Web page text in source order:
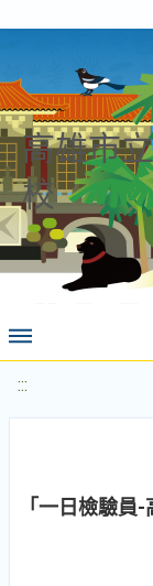
高雄市
校
:::
「一日檢驗員